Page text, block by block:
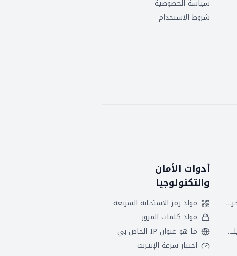
سياسة الخصوصية
شروط الاستخدام
حساب الفرق بين تاريخين هجريين
حساب الفرق بين تاريخين ميلاديين
أدوات الأمان
والتكنولوجيا
مولد رمز الاستجابة السريعة
مولد كلمات المرور
ما هو عنوان IP الخاص بي
اختبار سرعة الإنترنت